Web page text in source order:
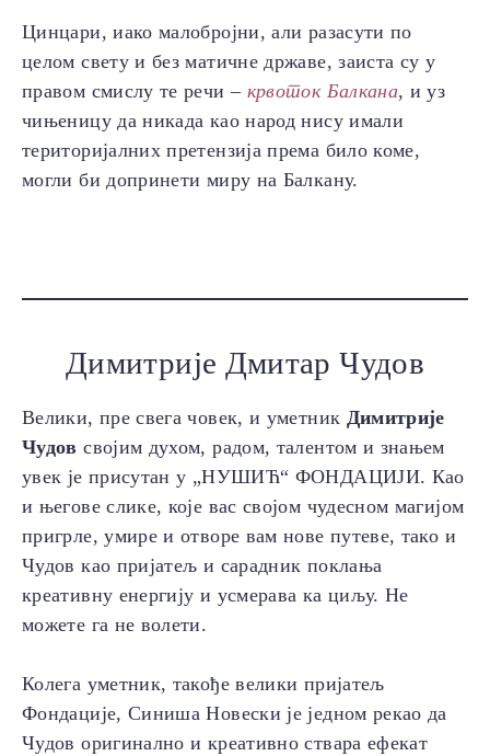
Цинцари, иако малобројни, али разасути по
целом свету и без матичне државе, заиста су у
правом смислу те речи – крвоток Балкана, и уз
чињеницу да никада као народ нису имали
територијалних претензија према било коме,
могли би допринети миру на Балкану.
Димитрије Дмитар Чудов
Велики, пре свега човек, и уметник Димитрије
Чудов својим духом, радом, талентом и знањем
увек је присутан у „НУШИЋ“ ФОНДАЦИЈИ. Као
и његове слике, које вас својом чудесном магијом
пригрле, умире и отворе вам нове путеве, тако и
Чудов као пријатељ и сарадник поклања
креативну енергију и усмерава ка циљу. Не
можете га не волети.
Колега уметник, такође велики пријатељ
Фондације, Синиша Новески је једном рекао да
Чудов оригинално и креативно ствара ефекат